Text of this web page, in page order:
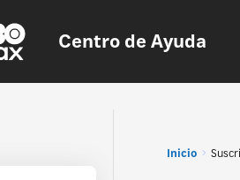
Centro de Ayuda
Inicio